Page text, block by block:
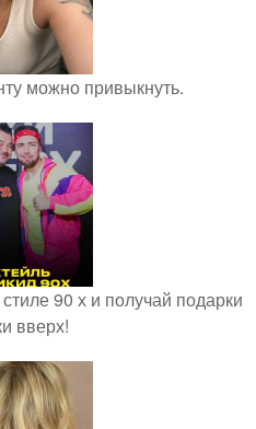
можно привыкнуть.
90 х и получай подарки
вверх!